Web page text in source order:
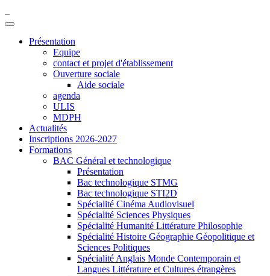
Présentation
Equipe
contact et projet d'établissement
Ouverture sociale
Aide sociale
agenda
ULIS
MDPH
Actualités
Inscriptions 2026-2027
Formations
BAC Général et technologique
Présentation
Bac technologique STMG
Bac technologique STI2D
Spécialité Cinéma Audiovisuel
Spécialité Sciences Physiques
Spécialité Humanité Littérature Philosophie
Spécialité Histoire Géographie Géopolitique et
Sciences Politiques
Spécialité Anglais Monde Contemporain et
Langues Littérature et Cultures étrangères